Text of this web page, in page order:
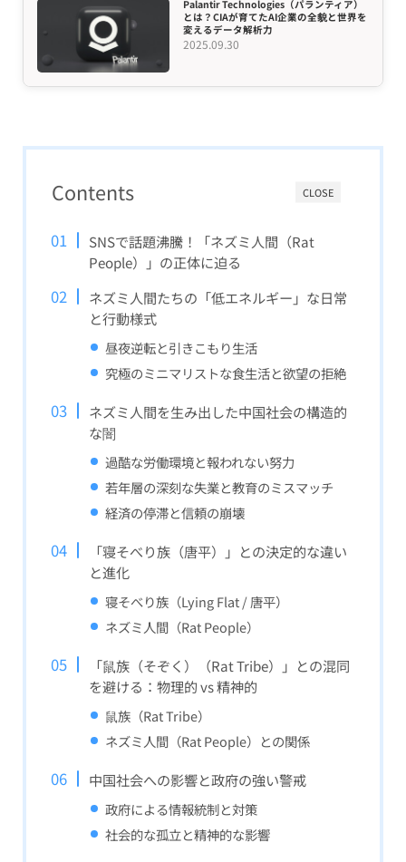
Palantir Technologies（パランティア）
とは？CIAが育てたAI企業の全貌と世界を
変えるデータ解析力
2025.09.30
CLOSE
Contents
SNSで話題沸騰！「ネズミ人間（Rat
People）」の正体に迫る
ネズミ人間たちの「低エネルギー」な日常
と行動様式
昼夜逆転と引きこもり生活
究極のミニマリストな食生活と欲望の拒絶
ネズミ人間を生み出した中国社会の構造的
な闇
過酷な労働環境と報われない努力
若年層の深刻な失業と教育のミスマッチ
経済の停滞と信頼の崩壊
「寝そべり族（唐平）」との決定的な違い
と進化
寝そべり族（Lying Flat / 唐平）
ネズミ人間（Rat People）
「鼠族（そぞく）（Rat Tribe）」との混同
を避ける：物理的 vs 精神的
鼠族（Rat Tribe）
ネズミ人間（Rat People）との関係
中国社会への影響と政府の強い警戒
政府による情報統制と対策
社会的な孤立と精神的な影響